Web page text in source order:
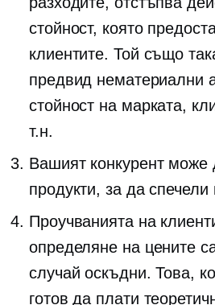
стойност, която
клиентите. Той също
предвид нематериални
стойност на марката,
т.н.
Вашият конкурент може
продукти, за да
Проучванията на
определяне на цените
случай оскъдни. Това,
готов да плати